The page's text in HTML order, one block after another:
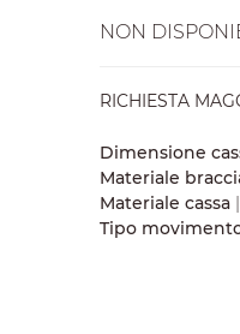
NON
RICHIESTA
Dimensione
Materiale
Materiale cassa
Tipo